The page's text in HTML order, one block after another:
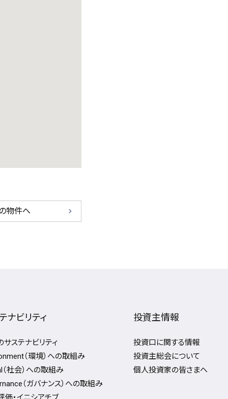
物件へ
ナビリティ
サステナビリティ
（環境）への取組み
社会）への取組み
（ガバナンス）への取組み
投資主情報
投資口に関する情報
投資主総会について
個人投資家の皆さまへ